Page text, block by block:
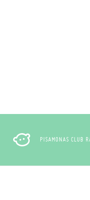
PISAMONAS CLUB